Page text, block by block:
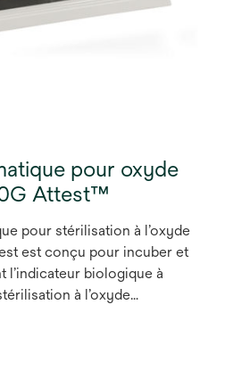
pour oxyde
Attest™
pour stérilisation à l’oxyde
est conçu pour incuber et
l’indicateur biologique à
à l’oxyde